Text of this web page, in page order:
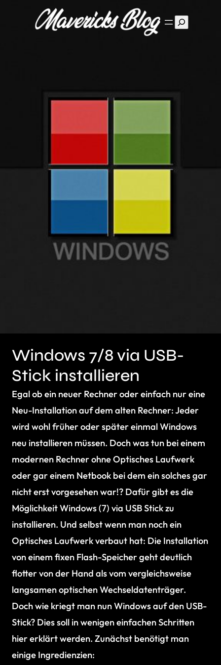
Suchen
Windows 7/8 via USB-
Stick installieren
Egal ob ein neuer Rechner oder einfach nur eine
Neu-Installation auf dem alten Rechner: Jeder
wird wohl früher oder später einmal Windows
neu installieren müssen. Doch was tun bei einem
modernen Rechner ohne Optisches Laufwerk
oder gar einem Netbook bei dem ein solches gar
nicht erst vorgesehen war!? Dafür gibt es die
Möglichkeit Windows (7) via USB Stick zu
installieren. Und selbst wenn man noch ein
Optisches Laufwerk verbaut hat: Die Installation
von einem fixen Flash-Speicher geht deutlich
flotter von der Hand als vom vergleichsweise
langsamen optischen Wechseldatenträger.
Doch wie kriegt man nun Windows auf den USB-
Stick? Dies soll in wenigen einfachen Schritten
hier erklärt werden. Zunächst benötigt man
einige Ingredienzien: